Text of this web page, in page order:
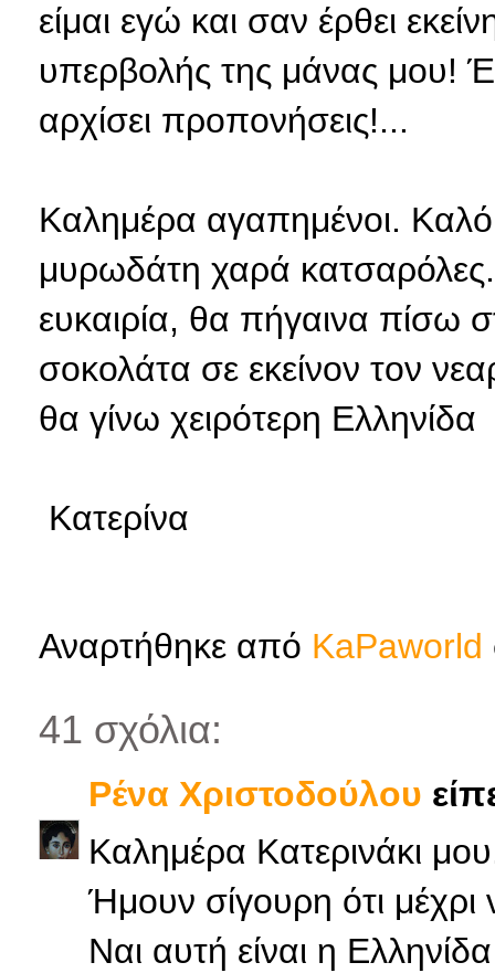
είμαι εγώ και σαν έρθει
υπερβολής της μάνας
αρχίσει προπονήσεις!...
Καλημέρα αγαπημένοι.
μυρωδάτη χαρά
ευκαιρία, θα πήγαινα πίσω
σοκολάτα σε εκείνον τον
θα γίνω χειρότερη
Κατερίνα
Αναρτήθηκε από KaPaworld
41 σχόλια:
Ρένα Χριστοδούλου
Καλημέρα Κατερινάκι
Ήμουν σίγουρη ότι
Ναι αυτή είναι η